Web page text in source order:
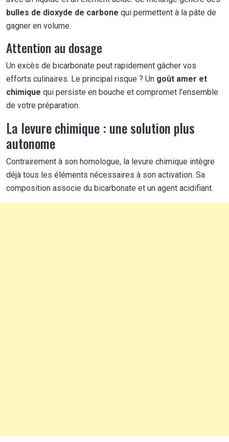
bulles de dioxyde de carbone qui permettent à la pâte de
gagner en volume.
Attention au dosage
Un excès de bicarbonate peut rapidement gâcher vos
efforts culinaires. Le principal risque ? Un goût amer et
chimique qui persiste en bouche et compromet l’ensemble
de votre préparation.
La levure chimique : une solution plus
autonome
Contrairement à son homologue, la levure chimique intègre
déjà tous les éléments nécessaires à son activation. Sa
composition associe du bicarbonate et un agent acidifiant.